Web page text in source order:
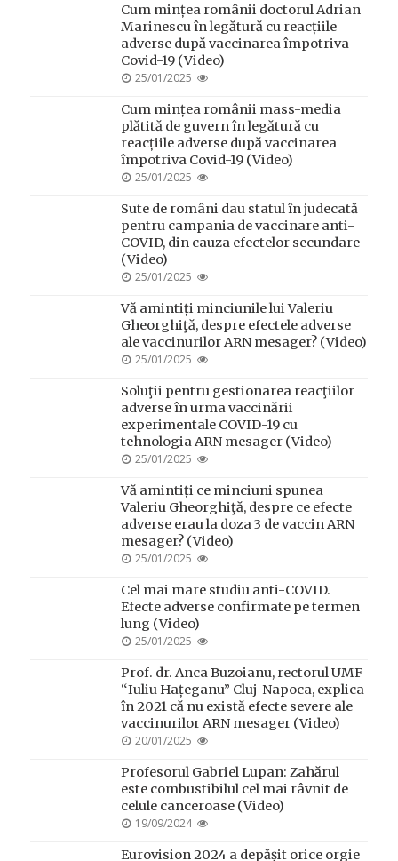
Cum mințea românii doctorul Adrian
Marinescu în legătură cu reacțiile
adverse după vaccinarea împotriva
Covid-19 (Video)
POSTED
25/01/2025
Cum mințea românii mass-media
plătită de guvern în legătură cu
reacțiile adverse după vaccinarea
împotriva Covid-19 (Video)
POSTED
25/01/2025
Sute de români dau statul în judecată
pentru campania de vaccinare anti-
COVID, din cauza efectelor secundare
(Video)
POSTED
25/01/2025
Vă amintiți minciunile lui Valeriu
Gheorghiţă, despre efectele adverse
ale vaccinurilor ARN mesager? (Video)
POSTED
25/01/2025
Soluţii pentru gestionarea reacţiilor
adverse în urma vaccinării
experimentale COVID-19 cu
tehnologia ARN mesager (Video)
POSTED
25/01/2025
Vă amintiți ce minciuni spunea
Valeriu Gheorghiţă, despre ce efecte
adverse erau la doza 3 de vaccin ARN
mesager? (Video)
POSTED
25/01/2025
Cel mai mare studiu anti-COVID.
Efecte adverse confirmate pe termen
lung (Video)
POSTED
25/01/2025
Prof. dr. Anca Buzoianu, rectorul UMF
“Iuliu Hațeganu” Cluj-Napoca, explica
în 2021 că nu există efecte severe ale
vaccinurilor ARN mesager (Video)
POSTED
20/01/2025
Profesorul Gabriel Lupan: Zahărul
este combustibilul cel mai râvnit de
celule canceroase (Video)
POSTED
19/09/2024
Eurovision 2024 a depășit orice orgie